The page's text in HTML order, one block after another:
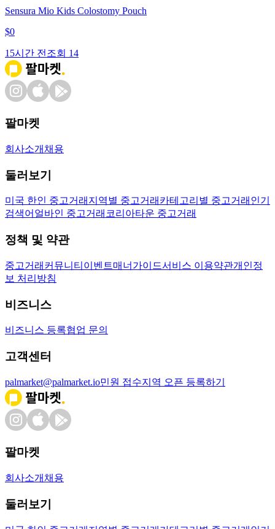
Sensura Mio Kids Colostomy Pouch
$0
15시간 전 조회 14
팔마켓
회사소개 채용
둘러보기
미국 한인 중고거래 지역별 중고거래 카테고리별 중고거래 인기
검색어 얼바인 중고거래 코리아타운 중고거래
정책 및 약관
중고거래 커뮤니티 이벤트매너가이드서비스 이용약관개인정
보 처리방침
비즈니스
비즈니스 등록협업 문의
고객센터
palmarket@palmarket.io민원 접수지역 오픈 등록하기
팔마켓
회사소개 채용
둘러보기